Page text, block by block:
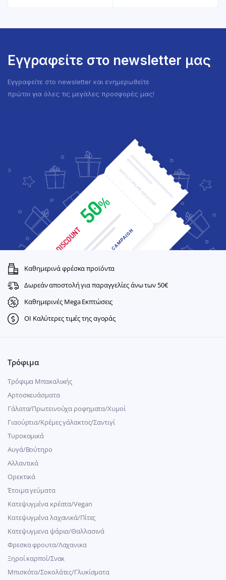
Εγγραφείτε στο newsletter μας
Εγγραφείτε στο newsletter και ενημερωθείτε
πρώτοι για όλες τις μεγάλες προσφορές μας!
Καθημερινά φρέσκα προϊόντα
Δωρεάν αποστολή για παραγγελίες άνω των 50€
Καθημερινές Mega Εκπτώσεις
ΟΙ Καλύτερες τιμές της αγοράς
Τρόφιμα
Τρόφιμα Μπακαλικής
Αρτοσκευάσματα
Γάλατα/Πρωτεινούχα ροφηματα/Χυμοί
Γιαούρτια/Κρέμες γάλακτος/Σαντιγί
Τυροκομικά
Αυγά/Βούτηρο
Αλλαντικά
Ορεκτικά
Έτοιμα γεύματα
Κατεψυγμένα κρέατα/Vegan
Kατεψυγμένα λαχανικά/Πίτες
Κατεψυγμενα ψάρια/Θαλλασινά
Φρεσκα φρουτα/Λαχανικα
Ξηροί καρποί/Σνακ
Μπισκότα/Σοκολάτες/Γλυκίσματα